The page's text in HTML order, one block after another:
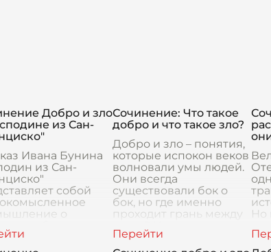
Добро и зло
из Сан-
Ивана Бунина
из Сан-
собой
о
Сочинение: Что такое
добро и что такое зло?
Добро и зло – понятия,
которые испокон веков
волновали умы людей.
Они всегда
существовали бок о
бок, но где именно
проходит грань между
считается светом, а
друг
Но